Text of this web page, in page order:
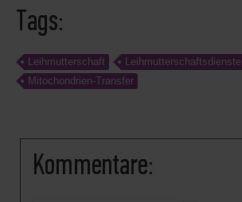
Tags:
Leihmutterschaft
Leihmutterschaftsdienste
Mitochondrien-Transfer
Kommentare: